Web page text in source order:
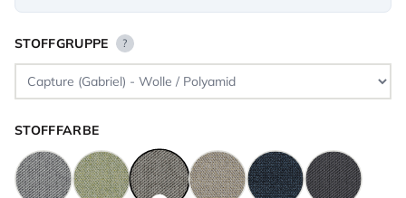
STOFFGRUPPE ?
STOFFFARBE